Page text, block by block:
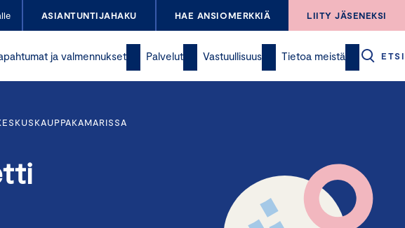
ASIANTUNTIJAHAKU HAE ANSIOMERKKIÄ LIITY JÄSENEKSI
ja valmennukset Palvelut Vastuullisuus Tietoa meistä ETSI